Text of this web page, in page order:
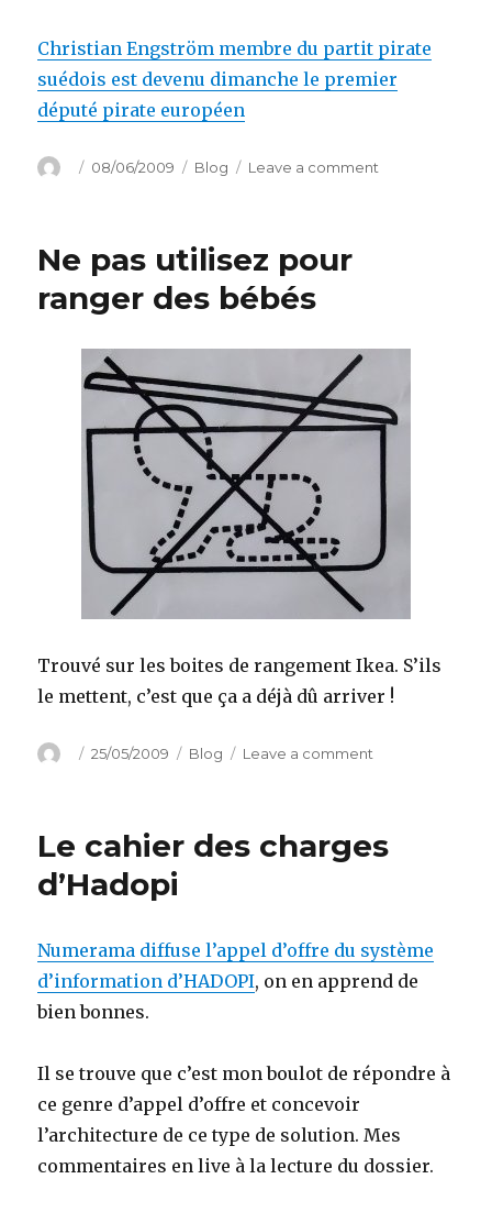
Christian Engström membre du partit pirate
suédois est devenu dimanche le premier
député pirate européen
Author
Posted
08/06/2009 Categories
Blog Leave a comment
Ne pas utilisez pour
ranger des bébés
Trouvé sur les boites de rangement Ikea. S’ils
le mettent, c’est que ça a déjà dû arriver !
Author
Posted
25/05/2009 Categories
Blog Leave a comment
pour
Le cahier des charges
d’Hadopi
Numerama diffuse l’appel d’offre du système
d’information d’HADOPI, on en apprend de
bien bonnes.
Il se trouve que c’est mon boulot de répondre à
ce genre d’appel d’offre et concevoir
l’architecture de ce type de solution. Mes
commentaires en live à la lecture du dossier.